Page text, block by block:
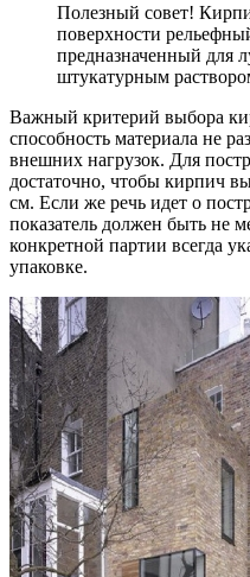
Полезный совет!
поверхности
предназначенный для
штукатурным
Важный критерий выбора
способность материала не
внешних нагрузок. Для
достаточно, чтобы кирпич
см. Если же речь идет о
показатель должен быть не
конкретной партии всегда
упаковке.